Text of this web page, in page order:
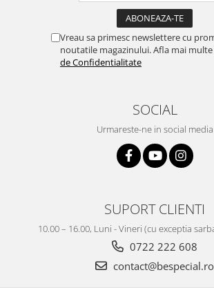
Vreau sa primesc newslettere cu
noutatile magazinului. Afla mai multe
de Confidentialitate
SOCIAL
Urmareste-ne in social media
SUPORT CLIENTI
10.00 – 16.00, Luni - Vineri (cu exceptia
0722 222 608
contact@bespecial.ro